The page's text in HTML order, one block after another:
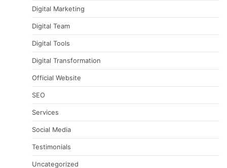
Digital Marketing
Digital Team
Digital Tools
Digital Transformation
Official Website
SEO
Services
Social Media
Testimonials
Uncategorized